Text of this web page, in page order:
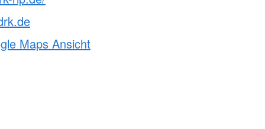
Maps Ansicht